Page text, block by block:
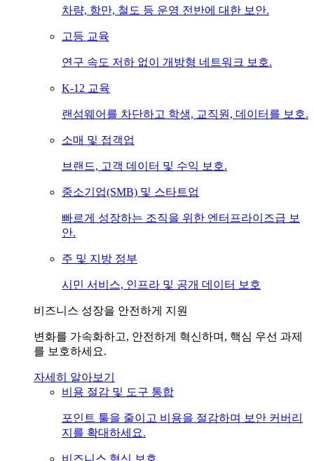
차량, 항만, 철도 등 운영 전반에 대한 보안.
고등 교육
연구 속도 저하 없이 개방형 네트워크 보호.
K-12 교육
랜섬웨어를 차단하고 학생, 교직원, 데이터를 보호.
소매 및 접객업
브랜드, 고객 데이터 및 수익 보호.
중소기업(SMB) 및 스타트업
빠르게 성장하는 조직을 위한 엔터프라이즈급 보
안.
주 및 지방 정부
시민 서비스, 인프라 및 공개 데이터 보호
비즈니스 성장을 안전하게 지원
변화를 가속화하고, 안전하게 혁신하며, 핵심 우선 과제
를 보호하세요.
자세히 알아보기
비용 절감 및 도구 통합
포인트 툴을 줄이고 비용을 절감하며 보안 커버리
지를 확대하세요.
비즈니스 혁신 보호